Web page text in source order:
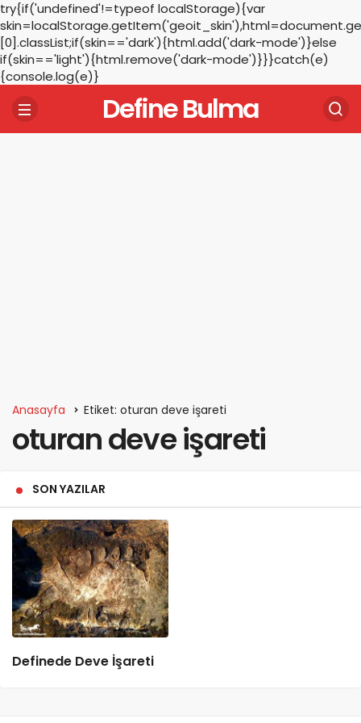
try{if('undefined'!=typeof localStorage){var
[0].classList;if(skin=='dark'){html.add('dark-mode')}else
if(skin=='light'){html.remove('dark-mode')}}}catch(e)
{console.log(e)}
Define Bulma
Anasayfa Etiket: oturan deve işareti
oturan deve işareti
SON YAZILAR
Definede Deve İşareti